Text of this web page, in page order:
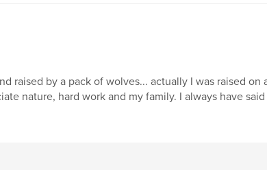
raised by a pack of wolves... actually I was raised
nature, hard work and my family. I always have